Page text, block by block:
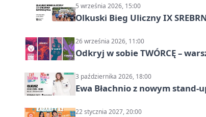
5 września 2026, 15:00
Olkuski Bieg Uliczny IX
26 września 2026, 11:00
Odkryj w sobie TWÓRCĘ –
3 października 2026, 18:00
Ewa Błachnio z nowym
22 stycznia 2027, 20:00